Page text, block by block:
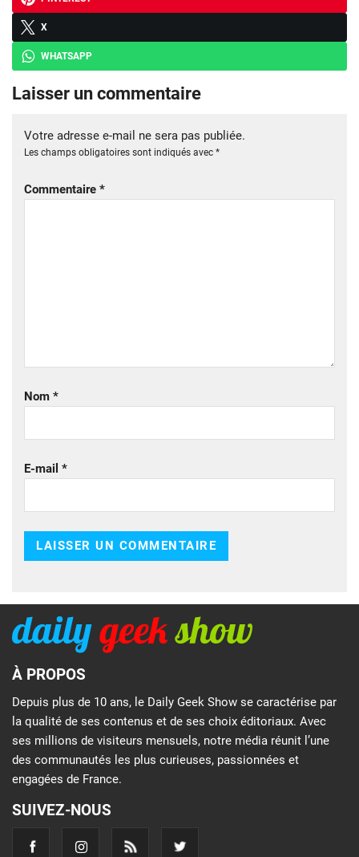
X
WHATSAPP
Laisser un commentaire
Votre adresse e-mail ne sera pas publiée.
Les champs obligatoires sont indiqués avec *
Commentaire *
Nom *
E-mail *
À PROPOS
Depuis plus de 10 ans, le Daily Geek Show se caractérise par
la qualité de ses contenus et de ses choix éditoriaux. Avec
ses millions de visiteurs mensuels, notre média réunit l’une
des communautés les plus curieuses, passionnées et
engagées de France.
SUIVEZ-NOUS